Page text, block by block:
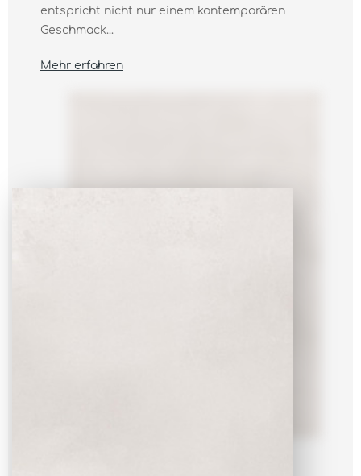
entspricht nicht nur einem kontemporären
Geschmack...
Mehr erfahren